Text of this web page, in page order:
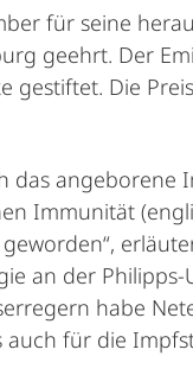
für seine
geehrt. Der
Die
angeborene
Immunität
an der
habe
für die